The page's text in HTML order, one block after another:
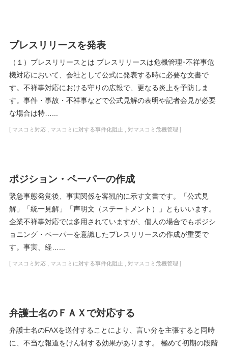
プレスリリースを発表
（１）プレスリリースとは プレスリリースは危機管理･不祥事危
機対応において、会社として公式に発表する時に必要な文書で
す。不祥事対応における守りの広報で、更なる炎上を予防しま
す。事件・事故・不祥事などで公式見解の表明や記者会見が必要
な場合は特…...
[ マスコミ対応, マスコミに対する事件化阻止 , 対マスコミ危機管理 ]
ポジション・ペーパーの作成
緊急事態発覚後、事実関係を客観的に示す文書です。「公式見
解」「統一見解」「声明文（ステートメント）」ともいいます。
企業不祥事対応では多用されていますが、個人の場合でもポジシ
ョニング・ペーパーを意識したプレスリリースの作成が重要で
す。事実、経…...
[ マスコミ対応, マスコミに対する事件化阻止 , 対マスコミ危機管理 ]
弁護士名のＦＡＸで対応する
弁護士名のFAXを送付することにより、言い分を主張すると同時
に、不当な報道をけん制する効果があります。 極めて初期の段階